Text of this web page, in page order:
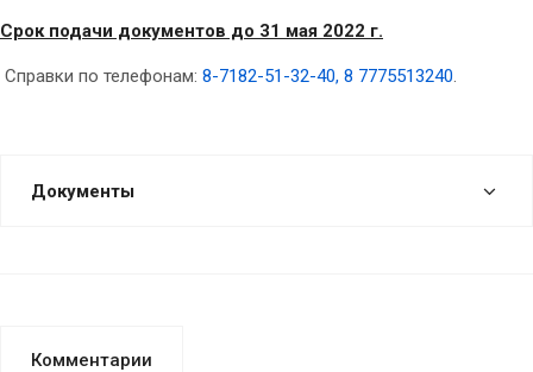
Срок подачи документов до 31 мая 2022 г.
Справки по телефонам: 8-7182-51-32-40, 8 7775513240.
Документы
Комментарии